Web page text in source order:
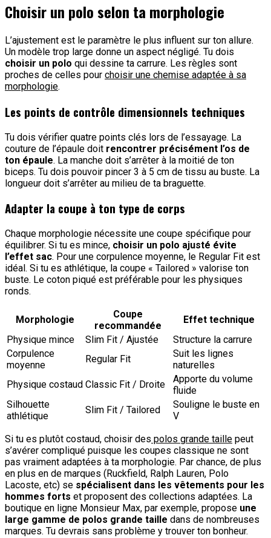
Choisir un polo selon ta morphologie
L’ajustement est le paramètre le plus influent sur ton allure.
Un modèle trop large donne un aspect négligé. Tu dois
choisir un polo qui dessine ta carrure. Les règles sont
proches de celles pour choisir une chemise adaptée à sa
morphologie.
Les points de contrôle dimensionnels techniques
Tu dois vérifier quatre points clés lors de l’essayage. La
couture de l’épaule doit rencontrer précisément l’os de
ton épaule. La manche doit s’arrêter à la moitié de ton
biceps. Tu dois pouvoir pincer 3 à 5 cm de tissu au buste. La
longueur doit s’arrêter au milieu de ta braguette.
Adapter la coupe à ton type de corps
Chaque morphologie nécessite une coupe spécifique pour
équilibrer. Si tu es mince, choisir un polo ajusté évite
l’effet sac. Pour une corpulence moyenne, le Regular Fit est
idéal. Si tu es athlétique, la coupe « Tailored » valorise ton
buste. Le coton piqué est préférable pour les physiques
ronds.
Morphologie
Coupe
recommandée
Effet technique
Physique mince
Slim Fit / Ajustée
Structure la carrure
Corpulence
moyenne
Regular Fit
Suit les lignes
naturelles
Physique costaud Classic Fit / Droite
Apporte du volume
fluide
Silhouette
athlétique
Slim Fit / Tailored
Souligne le buste en
V
Si tu es plutôt costaud, choisir des polos grande taille peut
s’avérer compliqué puisque les coupes classique ne sont
pas vraiment adaptées à ta morphologie. Par chance, de plus
en plus en de marques (Ruckfield, Ralph Lauren, Polo
Lacoste, etc) se spécialisent dans les vêtements pour les
hommes forts et proposent des collections adaptées. La
boutique en ligne Monsieur Max, par exemple, propose une
large gamme de polos grande taille dans de nombreuses
marques. Tu devrais sans problème y trouver ton bonheur.